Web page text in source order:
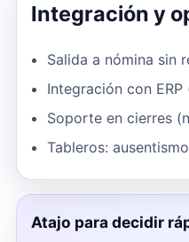
Integración y
Salida a nómina sin
Integración con ERP
Soporte en cierres
Tableros:
Atajo para decidir